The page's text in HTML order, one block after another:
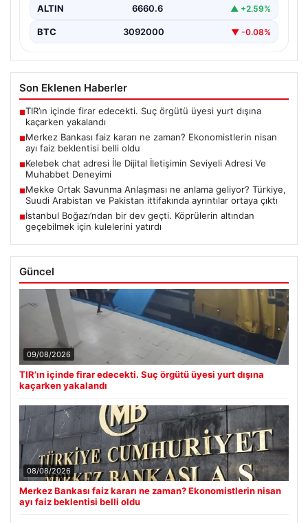
ALTIN 6660.6 ▲ +2.59%
BTC 3092000 ▼ -0.08%
Son Eklenen Haberler
■TIR’ın içinde firar edecekti. Suç örgütü üyesi yurt dışına
kaçarken yakalandı
■Merkez Bankası faiz kararı ne zaman? Ekonomistlerin nisan
ayı faiz beklentisi belli oldu
■Kelebek chat adresi İle Dijital İletişimin Seviyeli Adresi Ve
Muhabbet Deneyimi
■Mekke Ortak Savunma Anlaşması ne anlama geliyor? Türkiye,
Suudi Arabistan ve Pakistan ittifakında ayrıntılar ortaya çıktı
■İstanbul Boğazı’ndan bir dev geçti. Köprülerin altından
geçebilmek için kulelerini yatırdı
Güncel
09/08/2026
TIR’ın içinde firar edecekti. Suç örgütü üyesi yurt dışına
kaçarken yakalandı
08/08/2026
Merkez Bankası faiz kararı ne zaman? Ekonomistlerin nisan
ayı faiz beklentisi belli oldu